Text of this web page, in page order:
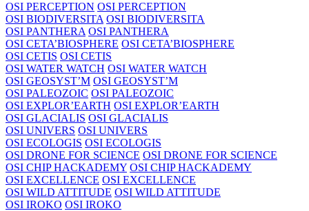
OSI PERCEPTION OSI PERCEPTION
OSI BIODIVERSITA OSI BIODIVERSITA
OSI PANTHERA OSI PANTHERA
OSI CETA’BIOSPHERE OSI CETA’BIOSPHERE
OSI CETIS OSI CETIS
OSI WATER WATCH OSI WATER WATCH
OSI GEOSYST’M OSI GEOSYST’M
OSI PALEOZOIC OSI PALEOZOIC
OSI EXPLOR’EARTH OSI EXPLOR’EARTH
OSI GLACIALIS OSI GLACIALIS
OSI UNIVERS OSI UNIVERS
OSI ECOLOGIS OSI ECOLOGIS
OSI DRONE FOR SCIENCE OSI DRONE FOR SCIENCE
OSI CHIP HACKADEMY OSI CHIP HACKADEMY
OSI EXCELLENCE OSI EXCELLENCE
OSI WILD ATTITUDE OSI WILD ATTITUDE
OSI IROKO OSI IROKO